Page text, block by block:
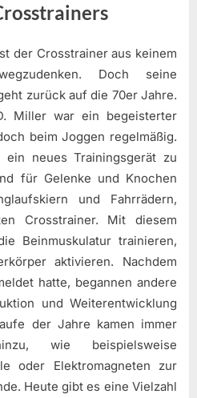
der Crosstrainer aus keinem
Doch seine
zurück auf die 70er Jahre.
Miller war ein begeisterter
beim Joggen regelmäßig.
neues Trainingsgerät zu
für Gelenke und Knochen
und Fahrrädern,
Crosstrainer. Mit diesem
Beinmuskulatur trainieren,
aktivieren. Nachdem
hatte, begannen andere
und Weiterentwicklung
der Jahre kamen immer
wie beispielsweise
oder Elektromagneten zur
Heute gibt es eine Vielzahl